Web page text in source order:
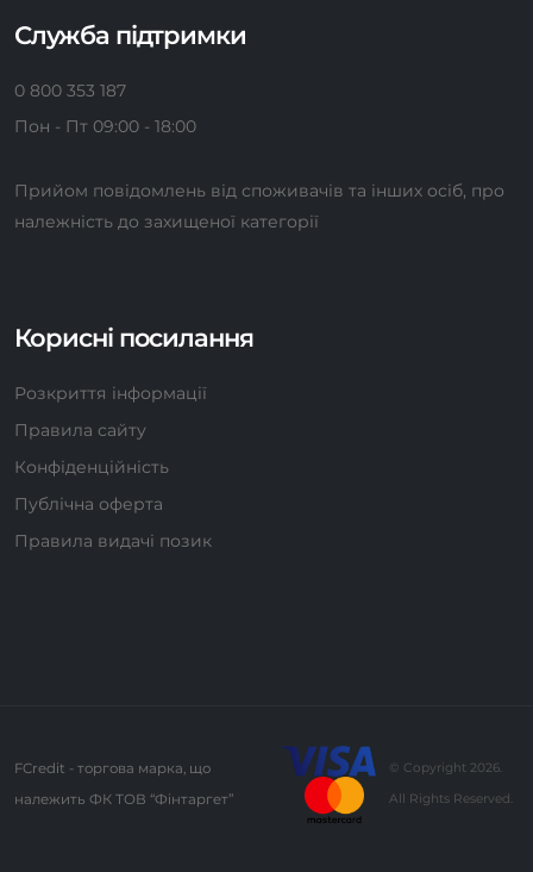
Служба підтримки
0 800 353 187
Пон - Пт 09:00 - 18:00
Прийом повідомлень від споживачів та інших осіб, про
належність до захищеної категорії
Корисні посилання
Розкриття інформації
Правила сайту
Конфіденційність
Публічна оферта
Правила видачі позик
FCredit - торгова марка, що
належить ФК ТОВ “Фінтаргет”
© Copyright 2026.
All Rights Reserved.